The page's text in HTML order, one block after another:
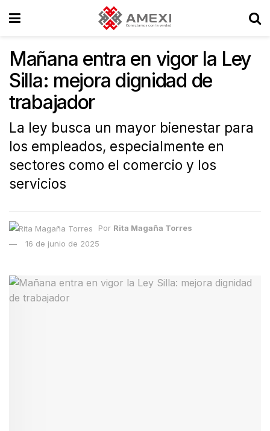
Mañana entra en vigor la Ley
Silla: mejora dignidad de
trabajador
La ley busca un mayor bienestar para
los empleados, especialmente en
sectores como el comercio y los
servicios
Por Rita Magaña Torres
16 de junio de 2025